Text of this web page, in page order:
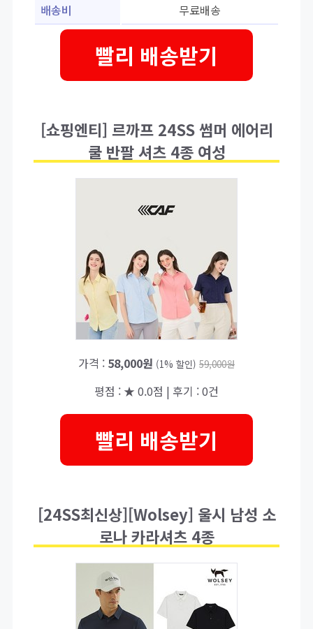
배송비
무료배송
빨리 배송받기
[쇼핑엔티] 르까프 24SS 썸머 에어리
쿨 반팔 셔츠 4종 여성
가격 : 58,000원 (1% 할인) 59,000원
평점 : ★ 0.0점 | 후기 : 0건
빨리 배송받기
[24SS최신상][Wolsey] 울시 남성 소
로나 카라셔츠 4종